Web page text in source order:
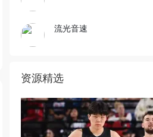
流光音速
资源精选